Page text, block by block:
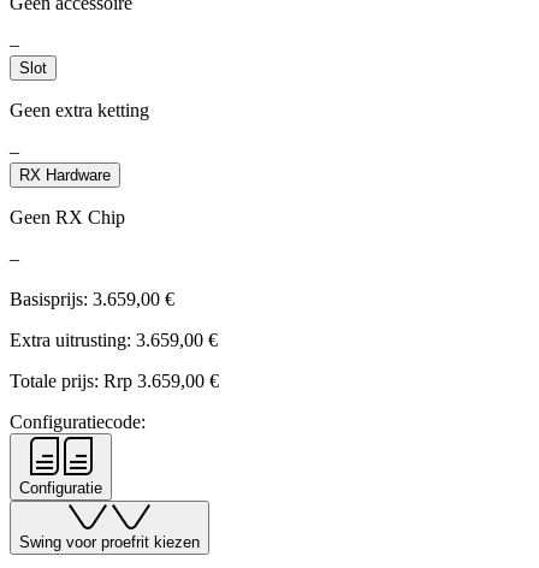
–
Slot
Geen extra ketting
–
RX Hardware
Geen RX Chip
–
Basisprijs: 3.659,00 €
Extra uitrusting: 3.659,00 €
Totale prijs: Rrp 3.659,00 €
Configuratiecode:
Configuratie
Swing voor proefrit kiezen